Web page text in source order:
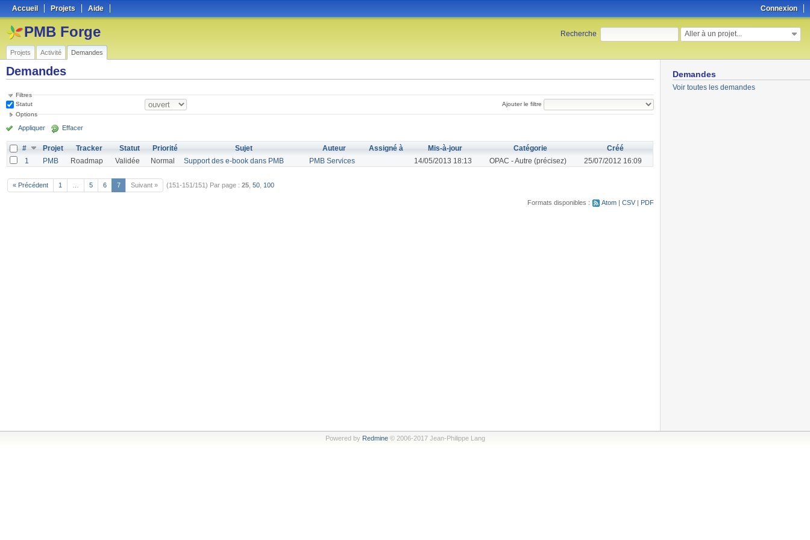
Connexion
Accueil Projets Aide
Recherche: Aller à un projet...
PMB Forge
Projets Activité Demandes
Demandes
Voir toutes les demandes
Demandes
Filtres
Statut
Ajouter le filtre
Options
Appliquer Effacer
# Projet Tracker Statut Priorité Sujet Auteur Assigné à Mis-à-jour Catégorie
Créé
1
PMB Roadmap Validée Normal Support des e-book dans PMB PMB Services 14/05/2013 18:13 OPAC - Autre (précisez) 25/07/2012 16:09
« Précédent 1 5 6 7 Suivant » (151-151/151) Par page : 25 50 100
Formats disponibles : Atom CSV PDF
Powered by Redmine© 2006-2017 Jean-Philippe Lang